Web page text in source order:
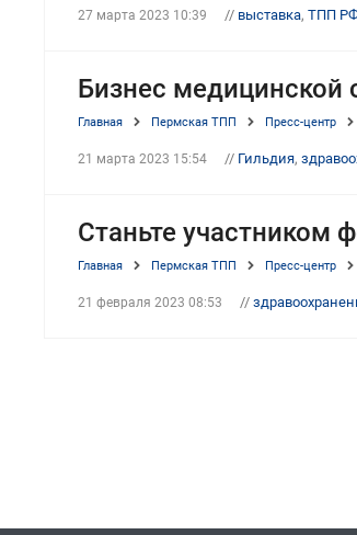
27 марта 2023 10:39 // выставка, ТПП
Бизнес медицинской
Главная Пермская ТПП Пресс-центр
21 марта 2023 15:54 // Гильдия,
Станьте участником
Главная Пермская ТПП Пресс-центр
21 февраля 2023 08:53 //